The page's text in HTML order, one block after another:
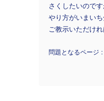
さくしたいのです
やり方がいまいち
ご教示いただけれ
問題となるページ :